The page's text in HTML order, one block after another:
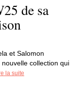
de sa
et Salomon
collection qui
la suite